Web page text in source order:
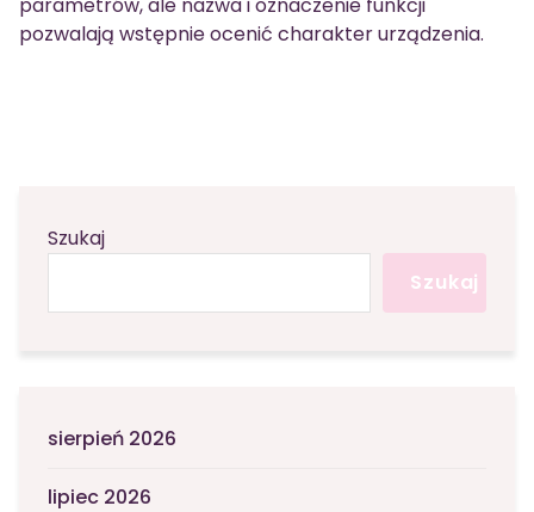
pozwalają wstępnie ocenić charakter urządzenia.
Szukaj
Szukaj
sierpień 2026
lipiec 2026